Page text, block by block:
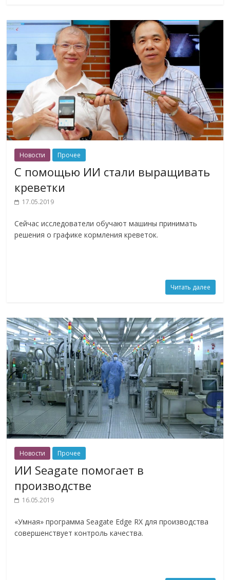
Новости Прочее
С помощью ИИ стали выращивать
креветки
17.05.2019
Сейчас исследователи обучают машины принимать
решения о графике кормления креветок.
Читать далее
Новости Прочее
ИИ Seagate помогает в
производстве
16.05.2019
«Умная» программа Seagate Edge RX для производства
совершенствует контроль качества.